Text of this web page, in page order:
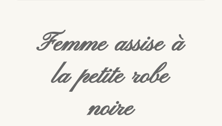
Femme assise à
la petite robe
noire